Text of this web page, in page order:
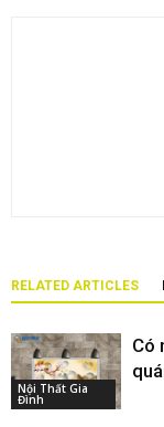
RELATED ARTICLES
Nội Thất Gia
Đình
Có